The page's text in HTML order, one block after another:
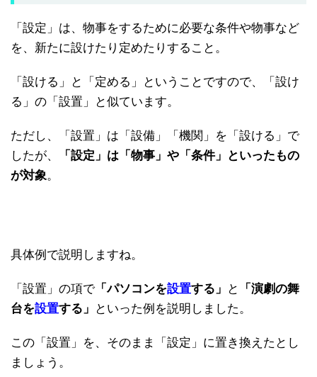
「設定」は、物事をするために必要な条件や物事など
を、新たに設けたり定めたりすること。
「設ける」と「定める」ということですので、「設け
る」の「設置」と似ています。
ただし、「設置」は「設備」「機関」を「設ける」で
したが、
「設定」は「物事」や「条件」といったもの
が対象。
具体例で説明しますね。
「設置」の項で「パソコンを設置する」 と
「演劇の舞
台を設置する」 といった例を説明しました。
この「設置」を、そのまま「設定」に置き換えたとし
ましょう。